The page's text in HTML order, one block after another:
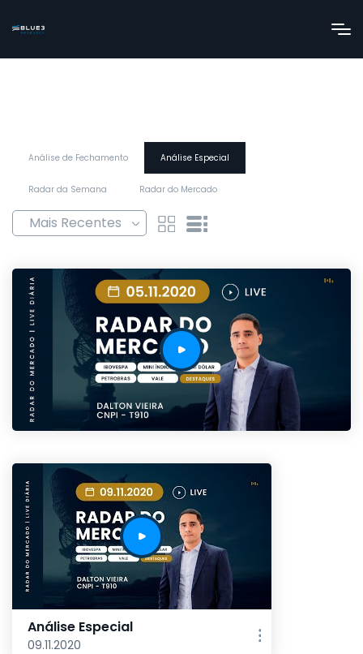
Análise de Fechamento Análise Especial
Radar da Semana Radar do Mercado
Análise Especial
09.11.2020